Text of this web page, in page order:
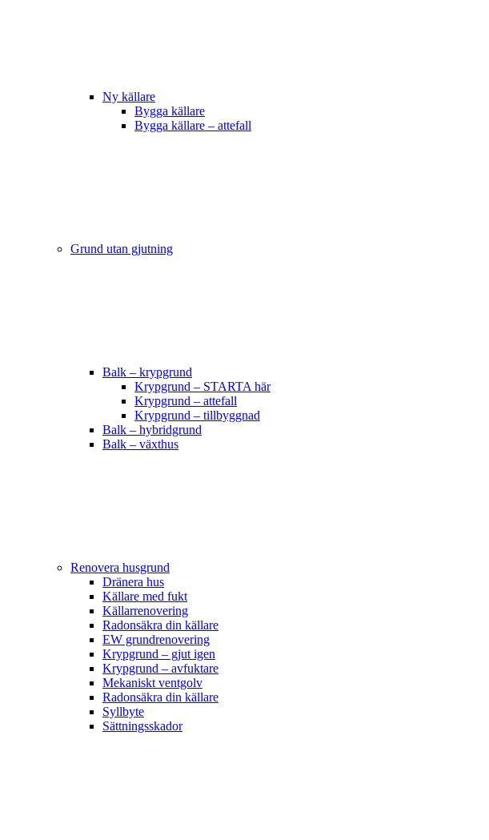
Ny källare
Bygga källare
Bygga källare – attefall
Grund utan gjutning
Balk – krypgrund
Krypgrund – STARTA här
Krypgrund – attefall
Krypgrund – tillbyggnad
Balk – hybridgrund
Balk – växthus
Renovera husgrund
Dränera hus
Källare med fukt
Källarrenovering
Radonsäkra din källare
EW grundrenovering
Krypgrund – gjut igen
Krypgrund – avfuktare
Mekaniskt ventgolv
Radonsäkra din källare
Syllbyte
Sättningsskador